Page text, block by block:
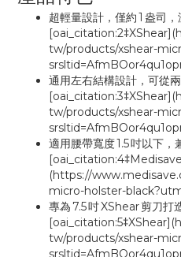
超輕量設計，僅約 1 盎司，
tw/products/xshear-
通用左右結構設計，可從兩
tw/products/xshear-
適用腰帶寬度 1.5 吋以下，
(https://
micro-holster-
專為 7.5 吋 XShear 剪刀打
tw/products/xshear-